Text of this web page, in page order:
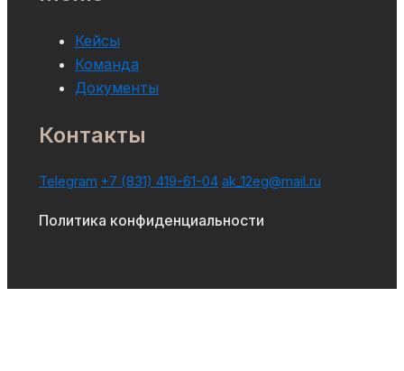
Кейсы
Команда
Документы
Контакты
Telegram +7 (831) 419-61-04 ak_12eg@mail.ru
Политика конфиденциальности